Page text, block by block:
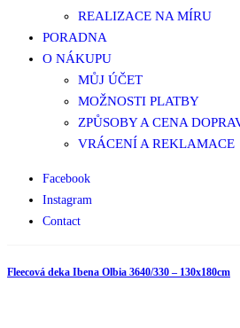
REALIZACE NA MÍRU
PORADNA
O NÁKUPU
MŮJ ÚČET
MOŽNOSTI PLATBY
ZPŮSOBY A CENA
VRÁCENÍ A REKLAMACE
Facebook
Instagram
Contact
Fleecová deka Ibena Olbia 3640/330 – 130x180cm